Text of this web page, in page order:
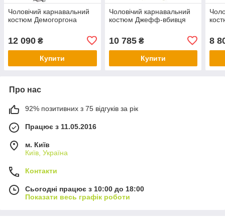
Чоловічий карнавальний
костюм Демогоргона
12 090 ₴
Купити
Чоловічий карнавальний
костюм Джефф-вбивця
10 785₴
Купити
8
Про нас
92% позитивних з 75 відгуків за рік
Працює з 11.05.2016
м. Київ
Київ, Україна
Контакти
Сьогодні працює з 10:00 до 18:00
Показати весь графік роботи